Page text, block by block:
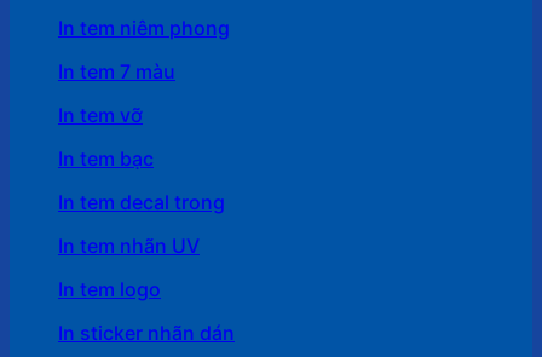
In tem niêm phong
In tem 7 màu
In tem vỡ
In tem bạc
In tem decal trong
In tem nhãn UV
In tem logo
In sticker nhãn dán